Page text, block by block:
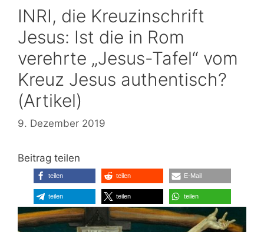
INRI, die Kreuzinschrift
Jesus: Ist die in Rom
verehrte „Jesus-Tafel“ vom
Kreuz Jesus authentisch?
(Artikel)
9. Dezember 2019
Beitrag teilen
teilen teilen E-Mail
teilen teilen teilen